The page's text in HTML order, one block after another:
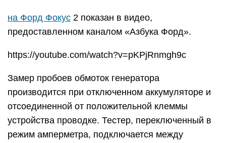
на Форд Фокус 2 показан в видео,
предоставленном каналом «Азбука Форд».
https://youtube.com/watch?v=pKPjRnmgh9c
Замер пробоев обмоток генератора
производится при отключенном аккумуляторе и
отсоединенной от положительной клеммы
устройства проводке. Тестер, переключенный в
режим амперметра, подключается между